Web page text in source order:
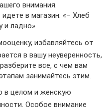
внимания.
в магазин: «– Хлеб
и ладно».
избавляйтесь от
в вашу неуверенность,
все, с чем вам
занимайтесь этим.
в целом и женскую
Особое внимание